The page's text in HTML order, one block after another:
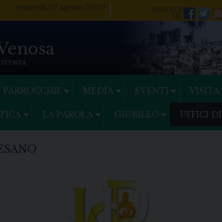
venerdì 07 agosto 2026
PARROCCHIE MEDIA EVENTI VISITA
LA PAROLA GIUBILEO UFFICI